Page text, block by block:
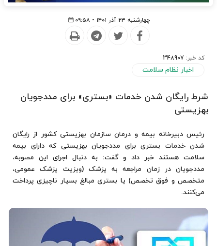
چهارشنبه ۲۳ آذر ۱۴۰۱ - ۰۹:۵۸
کد خبر: 348907
اخبار نظام سلامت
شرط رایگان شدن خدمات «بستری» برای مددجویان
بهزیستی
رئیس دبیرخانه بیمه و درمان سازمان بهزیستی کشور از رایگان
شدن خدمات بستری برای مددجویان بهزیستی که دارای بیمه
سلامت هستند خبر داد و گفت: به دنبال اجرای این مصوبه،
مددجویان در زمان مراجعه به پزشک (ویزیت پزشک عمومی،
متخصص و فوق تخصص) یا بستری مبالغ بسیار ناچیزی پرداخت
می‌کنند.